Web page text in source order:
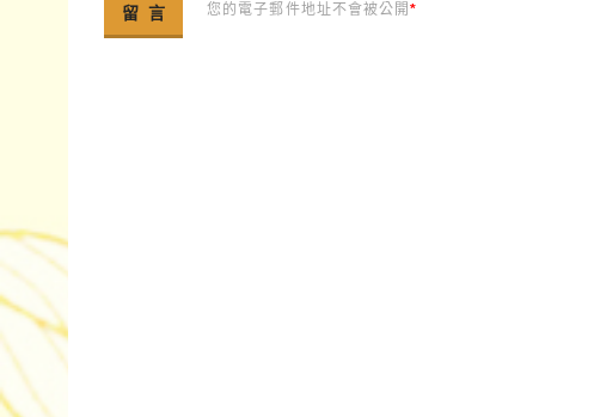
您的電子郵件地址不會被公開*